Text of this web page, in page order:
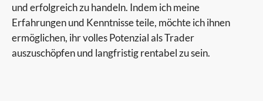
und erfolgreich zu handeln. Indem ich meine
Erfahrungen und Kenntnisse teile, möchte ich ihnen
ermöglichen, ihr volles Potenzial als Trader
auszuschöpfen und langfristig rentabel zu sein.